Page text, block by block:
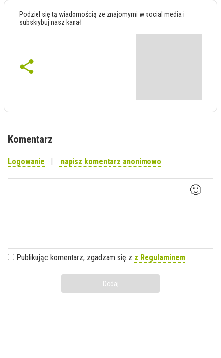
Podziel się tą wiadomością ze znajomymi w social media i
subskrybuj nasz kanał
Komentarz
Logowanie napisz komentarz anonimowo
🙂
Publikując komentarz, zgadzam się z z Regulaminem
Dodaj